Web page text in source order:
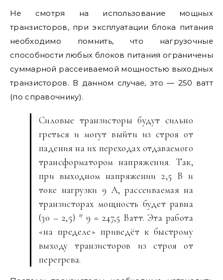
Не смотря на использование мощных
транзисторов, при эксплуатации блока питания
необходимо помнить, что нагрузочные
способности любых блоков питания ограничены
суммарной рассеиваемой мощностью выходных
транзисторов. В данном случае, это — 250 ватт
(по справочнику).
Силовые транзисторы будут сильно
греться и могут выйти из строя от
падения на их переходах отдаваемого
трансформатором напряжения. Так,
при выходном напряжении 2,5 В и
токе нагрузки 9 А, рассеиваемая на
транзисторах мощность будет равна
(30 – 2,5) * 9 = 247,5 Ватт. Эта работа
«на пределе» приведёт к быстрому
выходу транзисторов из строя от
перегрева.